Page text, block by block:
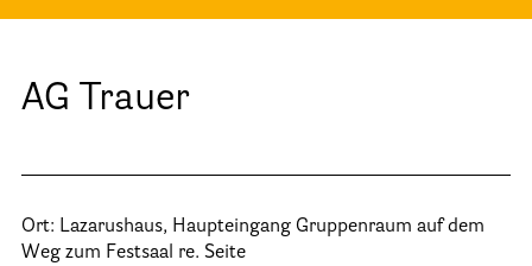
Selbstverständnis und Leitsätze
Vorstand des HPV Berlin
AG Trauer
Ort: Lazarushaus, Haupteingang Gruppenraum auf dem
Weg zum Festsaal re. Seite